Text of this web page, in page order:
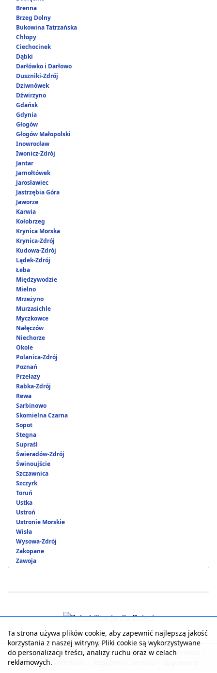
Brenna
Brzeg Dolny
Bukowina Tatrzańska
Chłopy
Ciechocinek
Dąbki
Darłówko i Darłowo
Duszniki-Zdrój
Dziwnówek
Dźwirzyno
Gdańsk
Gdynia
Głogów
Głogów Małopolski
Inowrocław
Iwonicz-Zdrój
Jantar
Jarnołtówek
Jarosławiec
Jastrzębia Góra
Jaworze
Karwia
Kołobrzeg
Krynica Morska
Krynica-Zdrój
Kudowa-Zdrój
Lądek-Zdrój
Łeba
Międzywodzie
Mielno
Mrzeżyno
Murzasichle
Myczkowce
Nałęczów
Niechorze
Okole
Polanica-Zdrój
Poznań
Przełazy
Rabka-Zdrój
Rewa
Sarbinowo
Skomielna Czarna
Sopot
Stegna
Supraśl
Świeradów-Zdrój
Świnoujście
Szczawnica
Szczyrk
Toruń
Ustka
Ustroń
Ustronie Morskie
Wisła
Wysowa-Zdrój
Zakopane
Zawoja
Strona główna | Kontakt z serwisem | Reklama w serwisie
Polityka prywatności
Ta strona używa plików cookie, aby zapewnić najlepszą jakość
korzystania z naszej witryny. Pliki cookie są wykorzystywane
do personalizacji treści, analizy ruchu oraz w celach
reklamowych.